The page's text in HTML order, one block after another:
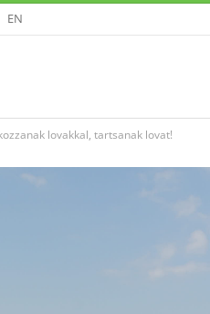
EN
lovakkal, tartsanak lovat!